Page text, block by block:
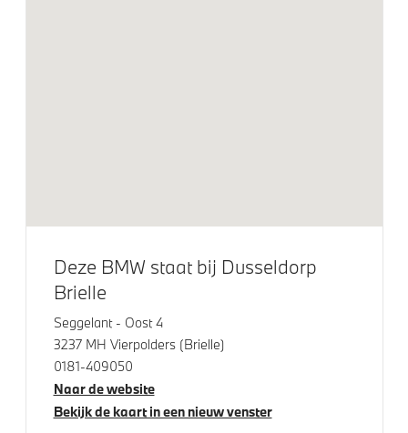
M Hoogglans Shadow Line met uitgebreide omvang
Dakdraagsysteem M Hoogglans Shadow Line
M Sportremsysteem Rot
Glazen panoramadak
LED koplampen
Extra getint glas
Deze BMW staat bij Dusseldorp
Brielle
Seggelant - Oost 4
3237 MH Vierpolders (Brielle)
0181-409050
Naar de website
Bekijk de kaart in een nieuw venster